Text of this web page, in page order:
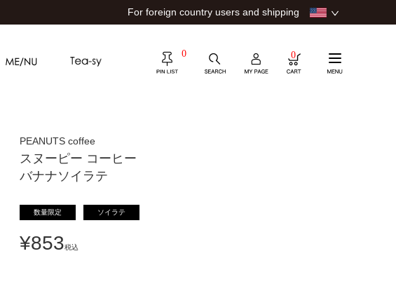
For foreign country users and shipping
0 0
PEANUTS coffee
スヌーピー コーヒー
バナナソイラテ
数量限定 ソイラテ
¥853税込